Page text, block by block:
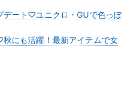
ート♡ユニクロ・GUで色っぽ
にも活躍！最新アイテムで女